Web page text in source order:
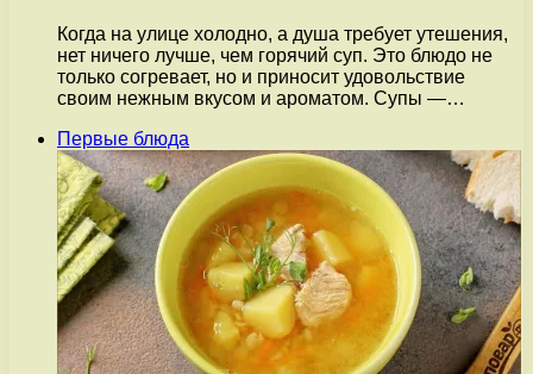
Когда на улице холодно, а душа требует утешения,
нет ничего лучше, чем горячий суп. Это блюдо не
только согревает, но и приносит удовольствие
своим нежным вкусом и ароматом. Супы —…
Первые блюда